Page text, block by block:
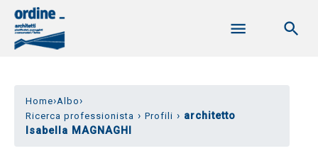
Home›Albo›
Ricerca professionista › Profili › architetto
Isabella MAGNAGHI